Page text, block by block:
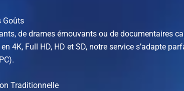
Goûts
de drames émouvants ou de documentaires
4K, Full HD, HD et SD, notre service s’adapte
Traditionnelle